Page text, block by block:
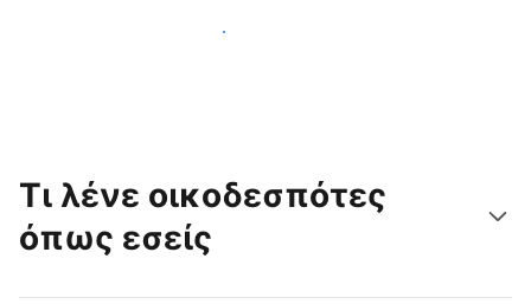
Προσελκύστε νέους επισκέπτες σήμερα
Τι λένε οικοδεσπότες
όπως εσείς